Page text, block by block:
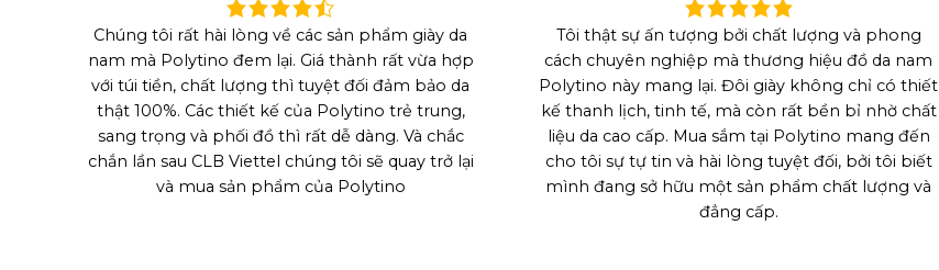
Chúng tôi rất hài lòng về các sản phẩm giày da
nam mà Polytino đem lại. Giá thành rất vừa hợp
với túi tiền, chất lượng thì tuyệt đối đảm bảo da
thật 100%. Các thiết kế của Polytino trẻ trung,
sang trọng và phối đồ thì rất dễ dàng. Và chắc
chắn lần sau CLB Viettel chúng tôi sẽ quay trở lại
và mua sản phẩm của Polytino
Tôi thật sự ấn tượng bởi chất lượng và phong
cách chuyên nghiệp mà thương hiệu đồ da nam
Polytino này mang lại. Đôi giày không chỉ có thiết
kế thanh lịch, tinh tế, mà còn rất bền bỉ nhờ chất
liệu da cao cấp. Mua sắm tại Polytino mang đến
cho tôi sự tự tin và hài lòng tuyệt đối, bởi tôi biết
mình đang sở hữu một sản phẩm chất lượng và
đẳng cấp.